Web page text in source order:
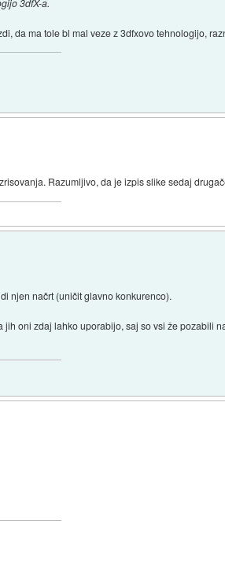
3dfX-a.
da ma tole bl mal veze z 3dfxovo tehnologijo,
Razumljivo, da je izpis slike sedaj
njen načrt (uničit glavno konkurenco).
oni zdaj lahko uporabijo, saj so vsi že pozabili